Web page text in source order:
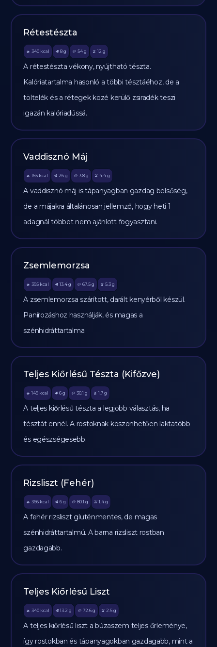
Rétestészta
🔥 340 kcal 🥩 8 g 🥔 54g 🫒 12 g
A rétestészta vékony, nyújtható tészta.
Kalóriatartalma hasonló a többi tésztáéhoz, de a
töltelék és a rétegek közé kerülő zsiradék teszi
igazán kalóriadússá.
Vaddisznó Máj
🔥 165 kcal 🥩 26 g 🥔 3.8g 🫒 4.4 g
A vaddisznó máj is tápanyagban gazdag belsőség,
de a májakra általánosan jellemző, hogy heti 1
adagnál többet nem ajánlott fogyasztani.
Zsemlemorzsa
🔥 395 kcal 🥩 13.4 g 🥔 67.5g 🫒 5.3 g
A zsemlemorzsa szárított, darált kenyérből készül.
Panírozáshoz használják, és magas a
szénhidráttartalma.
Teljes Kiőrlésű Tészta (Kifőzve)
🔥 149 kcal 🥩 6 g 🥔 30.1 g 🫒 1.7 g
A teljes kiőrlésű tészta a legjobb választás, ha
tésztát ennél. A rostoknak köszönhetően laktatóbb
és egészségesebb.
Rizsliszt (Fehér)
🔥 366 kcal 🥩 6 g 🥔 80.1 g 🫒 1.4 g
A fehér rizsliszt gluténmentes, de magas
szénhidráttartalmú. A barna rizsliszt rostban
gazdagabb.
Teljes Kiőrlésű Liszt
🔥 340 kcal 🥩 13.2 g 🥔 72.6g 🫒 2.5 g
A teljes kiőrlésű liszt a búzaszem teljes őrleménye,
így rostokban és tápanyagokban gazdagabb, mint a